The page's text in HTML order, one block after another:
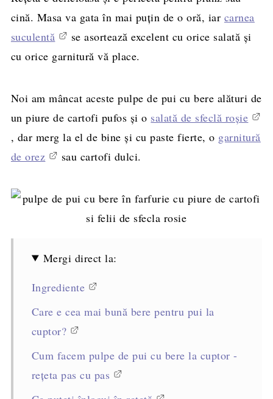
cină. Masa va gata în mai puțin de o oră, iar carnea
suculentă
se asortează excelent cu orice salată și
cu orice garnitură vă place.
Noi am mâncat aceste pulpe de pui cu bere alături de
un piure de cartofi pufos și o salată de sfeclă roșie
, dar merg la el de bine și cu paste fierte, o garnitură
de orez
sau cartofi dulci.
Mergi direct la:
Ingrediente
Care e cea mai bună bere pentru pui la
cuptor?
Cum facem pulpe de pui cu bere la cuptor -
rețeta pas cu pas